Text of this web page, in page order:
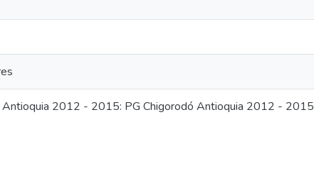
Antioquia 2012 - 2015: PG Chigorodó Antioquia 2012 - 2015